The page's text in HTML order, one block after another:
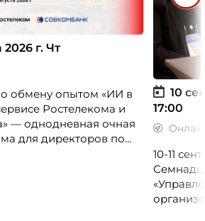
2026 г. Чт
обмену опытом «ИИ в
Ростелекома и
— однодневная очная
для директоров по
10
17:00
10-11